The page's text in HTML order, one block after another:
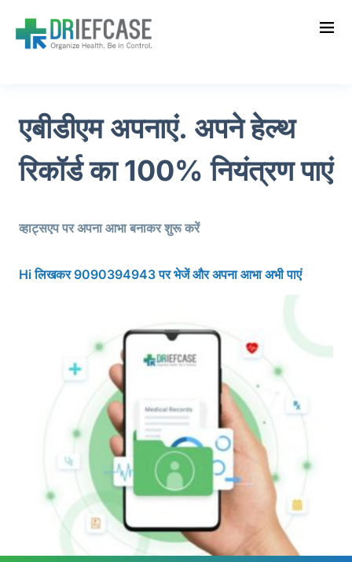
एबीडीएम अपनाएं. अपने हेल्थ
रिकॉर्ड का 100% नियंत्रण पाएं
व्हाट्सएप पर अपना आभा बनाकर शुरू करें
Hi लिखकर 9090394943 पर भेजें और अपना आभा अभी पाएं